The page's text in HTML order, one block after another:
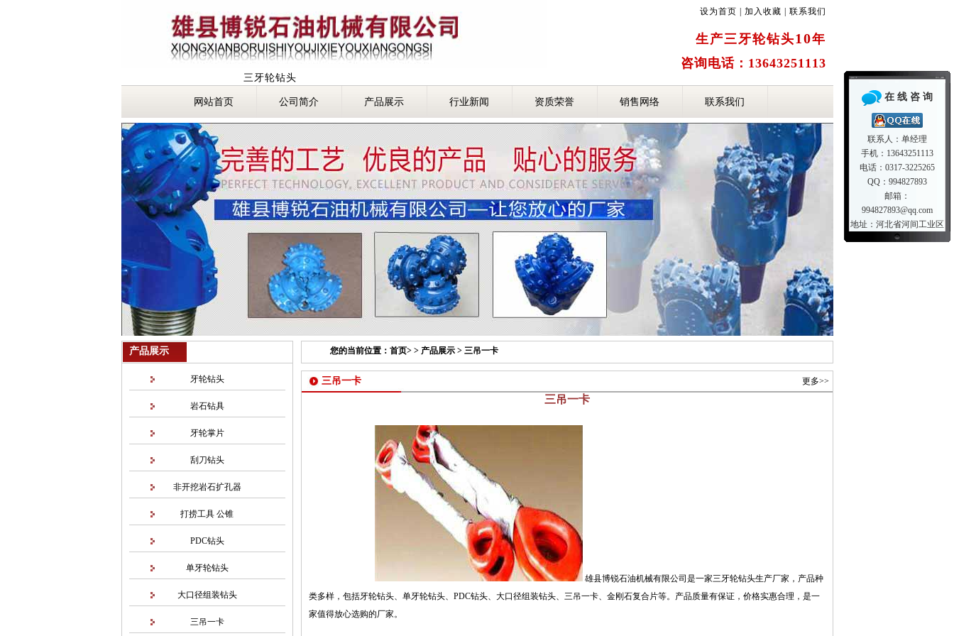
三牙轮钻头
设为首页 加入收藏 联系我们
生产三牙轮钻头10年
咨询电话：13643251113
网站首页 公司简介 产品展示 行业新闻 资质荣誉 销售网络 联系我们
您的当前位置： 首页> > 产品展示> 三吊一卡
三吊一卡 更多>>
三吊一卡
雄县博锐石油机械有限公司是一家三牙轮钻头生产厂家，产品种
类多样，包括牙轮钻头、单牙轮钻头、PDC钻头、大口径组装钻头、三吊一卡、金刚石复合片等。产品质量有保证，价格实惠合理，是一
家值得放心选购的厂家。
产品展示
牙轮钻头
岩石钻具
牙轮掌片
刮刀钻头
非开挖岩石扩孔器
打捞工具 公锥
PDC钻头
单牙轮钻头
大口径组装钻头
三吊一卡
在 线 咨 询
联系人：单经理
手机：13643251113
电话：0317-3225265
QQ：994827893
邮箱：
994827893@qq.com
地址：河北省河间工业区